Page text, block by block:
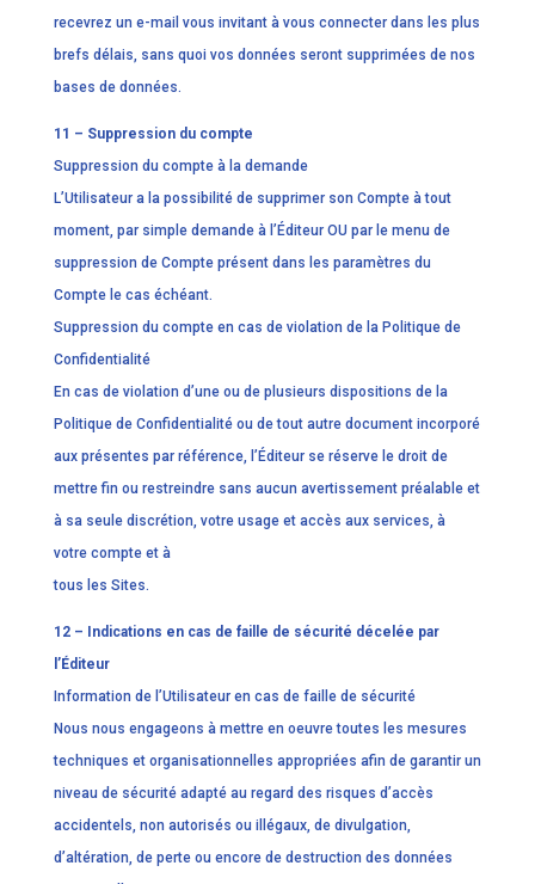
recevrez un e-mail vous invitant à vous connecter dans les plus
brefs délais, sans quoi vos données seront supprimées de nos
bases de données.
11 – Suppression du compte
Suppression du compte à la demande
L’Utilisateur a la possibilité de supprimer son Compte à tout
moment, par simple demande à l’Éditeur OU par le menu de
suppression de Compte présent dans les paramètres du
Compte le cas échéant.
Suppression du compte en cas de violation de la Politique de
Confidentialité
En cas de violation d’une ou de plusieurs dispositions de la
Politique de Confidentialité ou de tout autre document incorporé
aux présentes par référence, l’Éditeur se réserve le droit de
mettre fin ou restreindre sans aucun avertissement préalable et
à sa seule discrétion, votre usage et accès aux services, à
votre compte et à
tous les Sites.
12 – Indications en cas de faille de sécurité décelée par
l’Éditeur
Information de l’Utilisateur en cas de faille de sécurité
Nous nous engageons à mettre en oeuvre toutes les mesures
techniques et organisationnelles appropriées afin de garantir un
niveau de sécurité adapté au regard des risques d’accès
accidentels, non autorisés ou illégaux, de divulgation,
d’altération, de perte ou encore de destruction des données